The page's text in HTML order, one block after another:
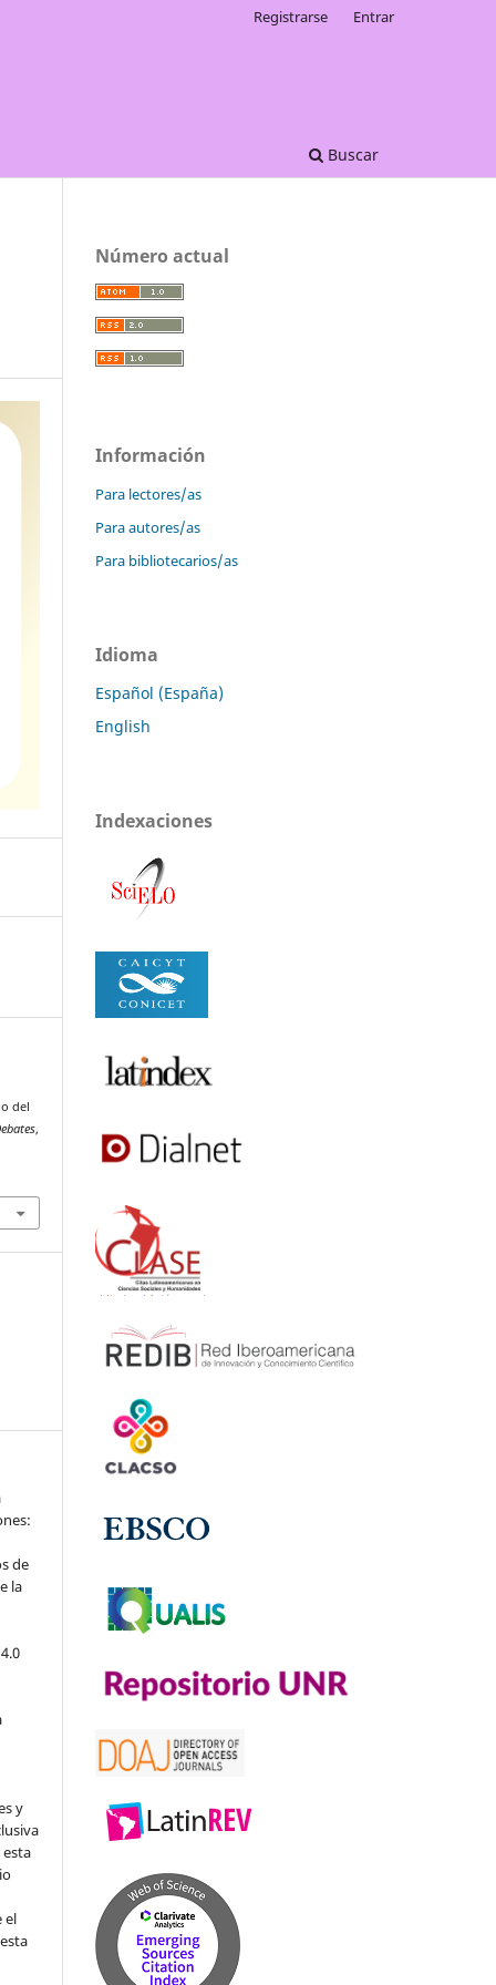
Buscar
Registrarse Entrar
del
,
de
la
y
el
Número actual
Información
Para lectores/as
Para autores/as
Para bibliotecarios/as
Idioma
Español (España)
English
Indexaciones